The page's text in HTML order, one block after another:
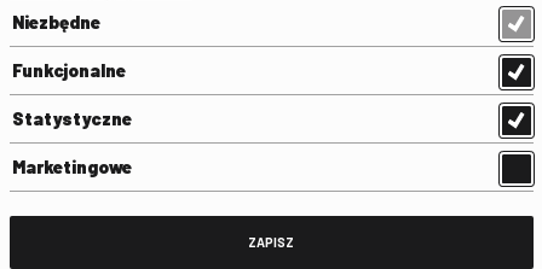
Klauzula informacyjna RODO
Regulamin użytkowania parkingu
Standardy ochrony małoletnich
Regulamin kina Iluzjon
Niezbędne
Funkcjonalne
Statystyczne
Marketingowe
ZAPISZ